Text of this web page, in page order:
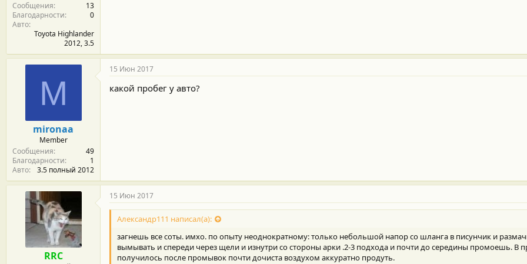
Сообщения
13
Благодарности
0
Авто
Toyota Highlander
2012, 3.5
M
mironaa
Member
Сообщения
49
Благодарности
1
Авто
3.5 полный 2012
15 Июн 2017
какой пробег у авто?
RRC
15 Июн 2017
Александр111 написал(а):
загнешь все соты. имхо. по опыту неоднократному: только небольшой напор со шланга в писунчик и
вымывать и спереди через щели и изнутри со стороны арки .2-3 подхода и почти до середины промоешь. В
получилось после промывок почти дочиста воздухом аккуратно продуть.